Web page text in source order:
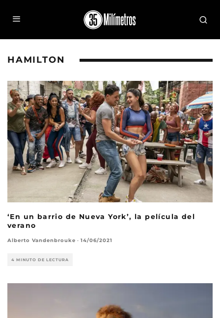
HAMILTON
‘En un barrio de Nueva York’, la película del
verano
Alberto Vandenbrouke · 14/06/2021
4 MINUTO DE LECTURA